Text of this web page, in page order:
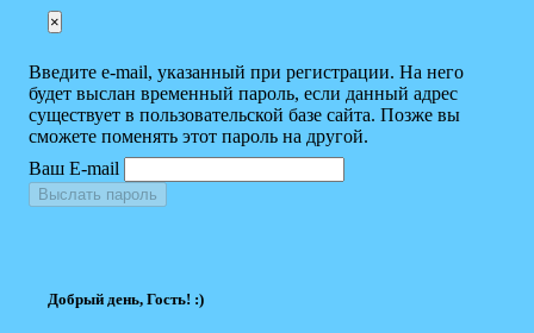
×
Введите e-mail, указанный при регистрации. На него
будет выслан временный пароль, если данный адрес
существует в пользовательской базе сайта. Позже вы
сможете поменять этот пароль на другой.
Ваш E-mail
Выслать пароль
Добрый день, Гость! :)